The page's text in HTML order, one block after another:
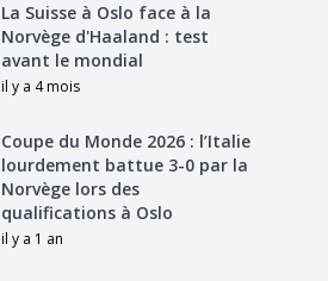
La Suisse à Oslo face à la
Norvège d'Haaland : test
avant le mondial
il y a 4 mois
Coupe du Monde 2026 : l’Italie
lourdement battue 3-0 par la
Norvège lors des
qualifications à Oslo
il y a 1 an